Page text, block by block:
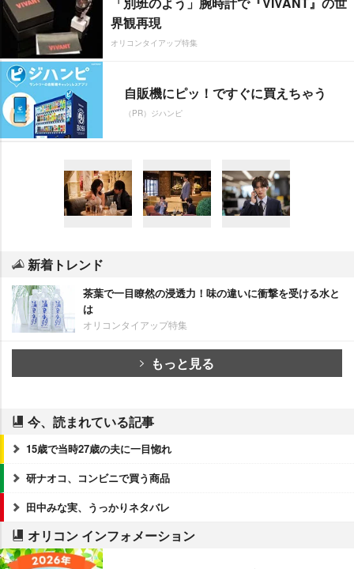
界観再現
オリコンタイアップ特集
自販機にピッ！ですぐに買えちゃう
（PR）ジハンピ
新着トレンド
茶葉で一目瞭然の浸透力！味の違いに衝撃を受ける水と
は
オリコンタイアップ特集
もっと見る
今、読まれている記事
15歳で当時27歳の夫に一目惚れ
研ナオコ、コンビニで買う商品
田中みな実、うっかりネタバレ
オリコン インフォメーション